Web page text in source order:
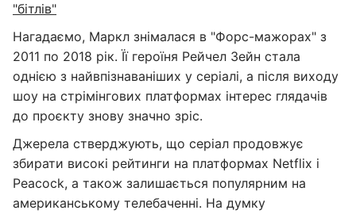
"бітлів"
Нагадаємо, Маркл знімалася в "Форс-мажорах" з
2011 по 2018 рік. Її героїня Рейчел Зейн стала
однією з найвпізнаваніших у серіалі, а після виходу
шоу на стрімінгових платформах інтерес глядачів
до проєкту знову значно зріс.
Джерела стверджують, що серіал продовжує
збирати високі рейтинги на платформах Netflix і
Peacock, а також залишається популярним на
американському телебаченні. На думку